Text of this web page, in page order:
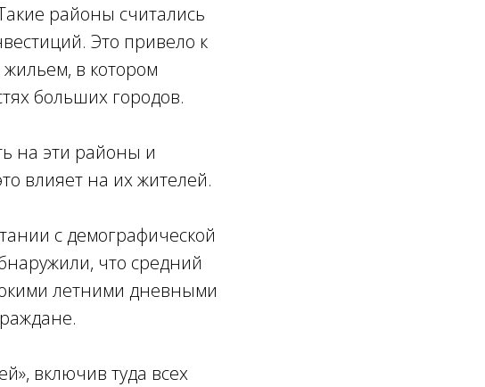
районы считались
Это привело к
в котором
больших городов.
на эти районы и
влияет на их жителей.
с демографической
что средний
летними дневными
включив туда всех